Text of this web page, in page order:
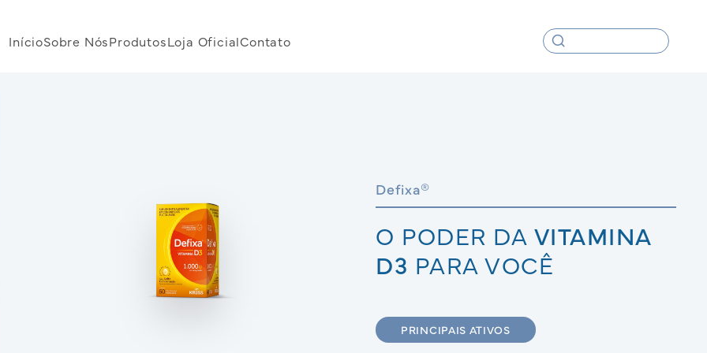
InícioSobre NósProdutosLoja OficialContato
Defixa®
O PODER DA VITAMINA
D3 PARA VOCÊ
PRINCIPAIS ATIVOS